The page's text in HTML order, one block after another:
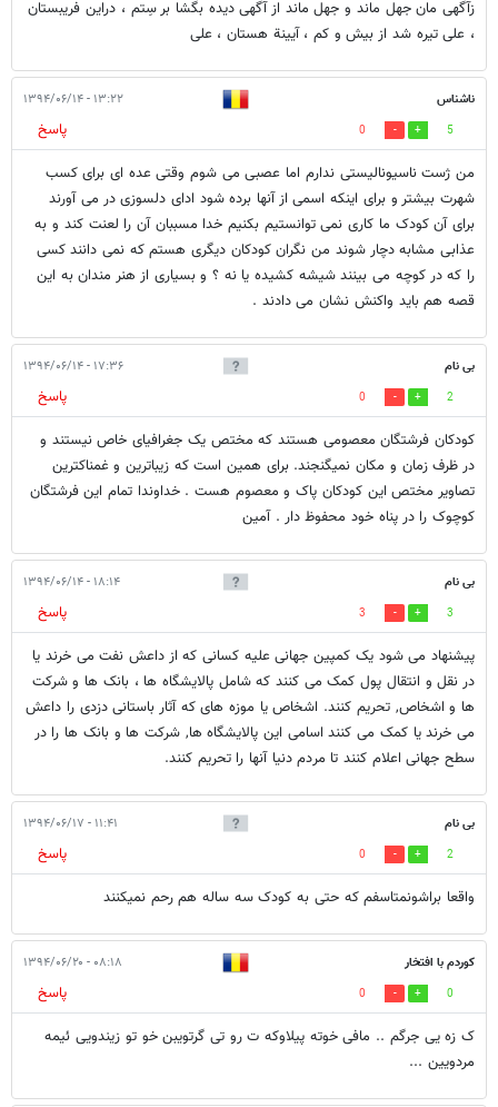
زآگهی مان جهل ماند و جهل ماند از آگهی ديده بگشا بر سِتم ، دراين فريبستان
، علی تیره شد از بیش و کم ، آیینة هستان ، علی
ناشناس ۱۳:۲۲ - ۱۳۹۴/۰۶/۱۴
5
0
پاسخ
من ژست ناسیونالیستی ندارم اما عصبی می شوم وقتی عده ای برای کسب
شهرت بیشتر و برای اینکه اسمی از آنها برده شود ادای دلسوزی در می آورند
برای آن کودک ما کاری نمی توانستیم بکنیم خدا مسببان آن را لعنت کند و به
عذابی مشابه دچار شوند من نگران کودکان دیگری هستم که نمی دانند کسی
را که در کوچه می بینند شیشه کشیده یا نه ؟ و بسیاری از هنر مندان به این
قصه هم باید واکنش نشان می دادند .
بی نام ۱۷:۳۶ - ۱۳۹۴/۰۶/۱۴
2
0
پاسخ
کودکان فرشتگان معصومی هستند که مختص یک جغرافیای خاص نیستند و
در ظرف زمان و مکان نمیگنجند. برای همین است که زیباترین و غمناکترین
تصاویر مختص این کودکان پاک و معصوم هست . خداوندا تمام این فرشتگان
کوچوک را در پناه خود محفوظ دار . آمین
بی نام ۱۸:۱۴ - ۱۳۹۴/۰۶/۱۴
3
3
پاسخ
پیشنهاد می شود یک کمپین جهانی علیه کسانی که از داعش نفت می خرند یا
در نقل و انتقال پول کمک می کنند که شامل پالایشگاه ها ، بانک ها و شرکت
ها و اشخاص, تحریم کنند. اشخاص یا موزه های که آثار باستانی دزدی را داعش
می خرند یا کمک می کنند اسامی این پالایشگاه ها, شرکت ها و بانک ها را در
سطح جهانی اعلام کنند تا مردم دنیا آنها را تحریم کنند.
بی نام ۱۱:۴۱ - ۱۳۹۴/۰۶/۱۷
2
0
پاسخ
واقعا براشونمتاسفم که حتی به کودک سه ساله هم رحم نمیکنند
کوردم با افتخار ۰۸:۱۸ - ۱۳۹۴/۰۶/۲۰
0
0
پاسخ
ک زه یی جرگم .. مافی خوته پیلاوکه ت رو تی گرتویبن خو تو زیندویی ئیمه
مردویین ...